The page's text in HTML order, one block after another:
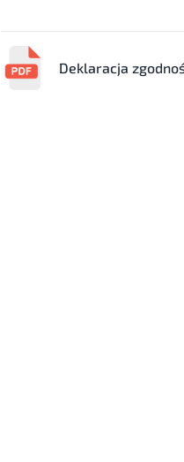
Deklaracja